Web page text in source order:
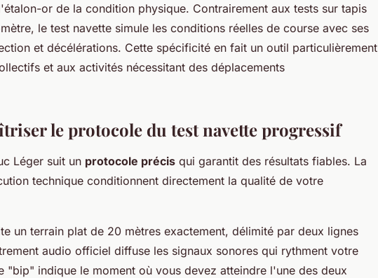
or de la condition physique. Contrairement aux tests sur tapis
le test navette simule les conditions réelles de course avec ses
et décélérations. Cette spécificité en fait un outil particulièrement
et aux activités nécessitant des déplacements
le protocole du test navette progressif
Léger suit un protocole précis qui garantit des résultats fiables. La
technique conditionnent directement la qualité de votre
un terrain plat de 20 mètres exactement, délimité par deux lignes
audio officiel diffuse les signaux sonores qui rythment votre
"bip" indique le moment où vous devez atteindre l'une des deux